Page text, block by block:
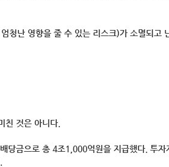
청난 영향을 줄 수 있는 리스크)가 소멸되고
친 것은 아니다.
당금으로 총 4조1,000억원을 지급했다. 투자